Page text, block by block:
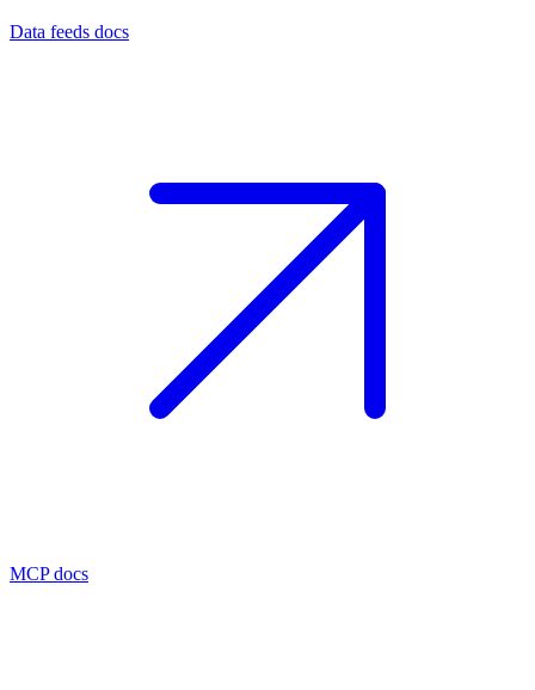
Data feeds docs
MCP docs